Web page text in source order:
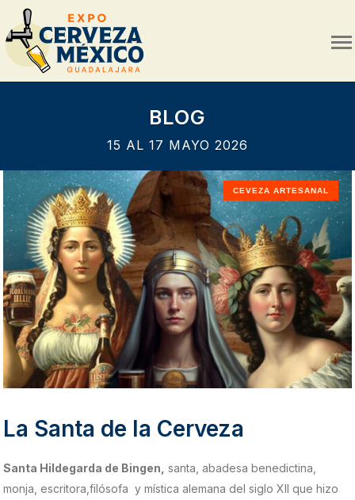
BLOG
15 AL 17 MAYO 2026
CEVEZA ARTESANAL
La Santa de la Cerveza
Santa Hildegarda de Bingen, santa, abadesa benedictina,
monja, escritora,filósofa y mística alemana del siglo XII que hizo